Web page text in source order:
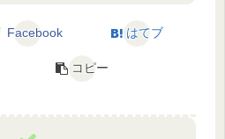
Facebook はてブ
コピー